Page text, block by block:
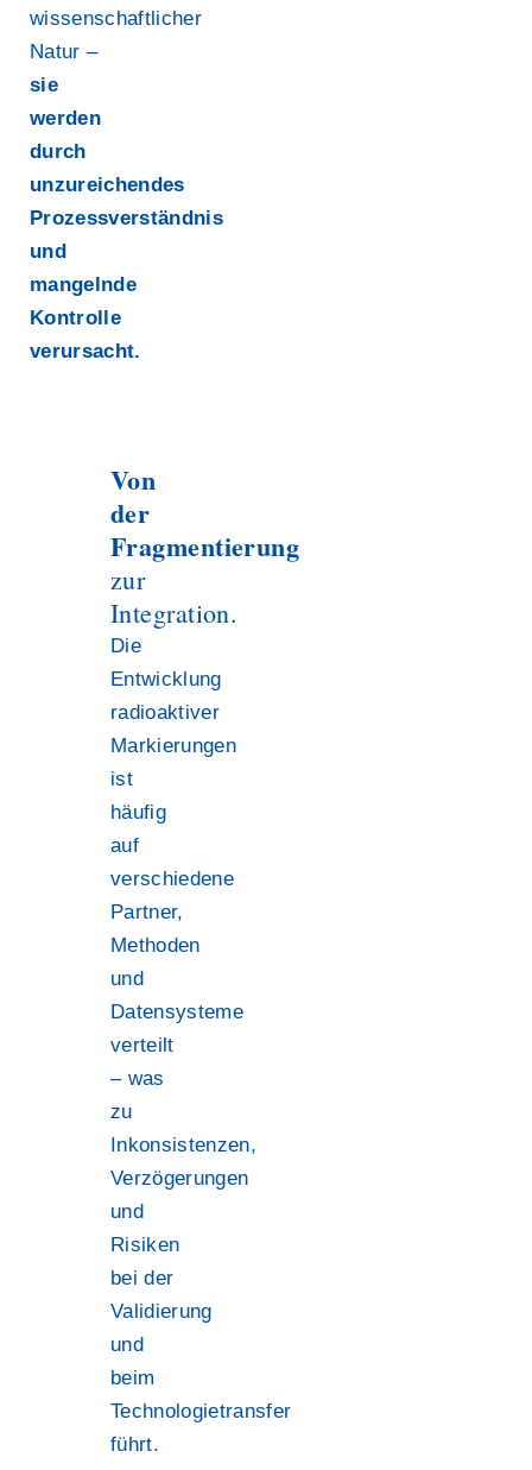
wissenschaftlicher
Natur –
sie
werden
durch
unzureichendes
Prozessverständnis
und
mangelnde
Kontrolle
verursacht.
Von
der
Fragmentierung
zur
Integration.
Die
Entwicklung
radioaktiver
Markierungen
ist
häufig
auf
verschiedene
Partner,
Methoden
und
Datensysteme
verteilt
– was
zu
Inkonsistenzen,
Verzögerungen
und
Risiken
bei der
Validierung
und
beim
Technologietransfer
führt.